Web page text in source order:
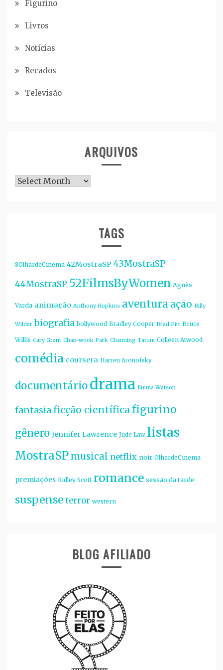
Figurino
Livros
Notícias
Recados
Televisão
ARQUIVOS
Arquivos
TAGS
8OlhardeCinema 42MostraSP 43MostraSP
44MostraSP 52FilmsByWomen Agnès
Varda animação Anthony Hopkins aventura ação Billy
Wilder biografia bollywood Bradley Cooper Brad Pitt Bruce
Willis Cary Grant Chan-wook Park Channing Tatum Colleen Atwood
comédia coursera Darren Aronofsky
documentáriodrama Emma Watson
fantasiaficção científica figurino
gênero Jennifer Lawrence Jude Law listas
MostraSP musical netflix noir OlhardeCinema
premiações Ridley Scott romance sessão da tarde
suspense terror western
BLOG AFILIADO